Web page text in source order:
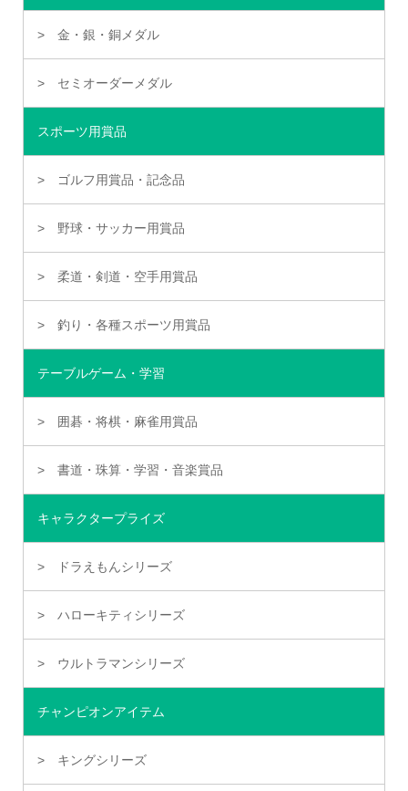
金・銀・銅メダル
セミオーダーメダル
スポーツ用賞品
ゴルフ用賞品・記念品
野球・サッカー用賞品
柔道・剣道・空手用賞品
釣り・各種スポーツ用賞品
テーブルゲーム・学習
囲碁・将棋・麻雀用賞品
書道・珠算・学習・音楽賞品
キャラクタープライズ
ドラえもんシリーズ
ハローキティシリーズ
ウルトラマンシリーズ
チャンピオンアイテム
キングシリーズ